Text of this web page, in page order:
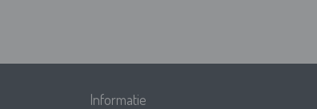
Informatie